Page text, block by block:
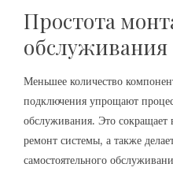
Простота
обслуживания
Меньшее количество
подключения упрощают
обслуживания. Это сокращает
ремонт системы, а также
самостоятельного